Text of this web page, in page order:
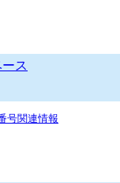
ス
号関連情報